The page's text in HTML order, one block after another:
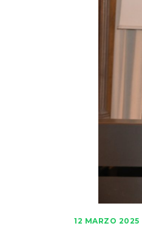
12 MARZO 2025